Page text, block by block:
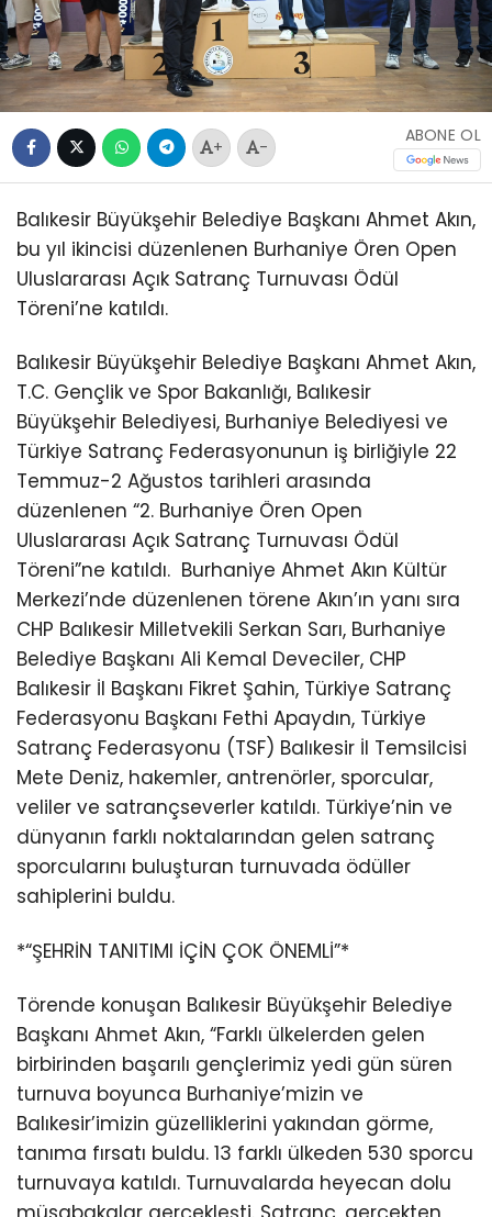
+ -
ABONE OL
Balıkesir Büyükşehir Belediye Başkanı Ahmet Akın,
bu yıl ikincisi düzenlenen Burhaniye Ören Open
Uluslararası Açık Satranç Turnuvası Ödül
Töreni’ne katıldı.
Balıkesir Büyükşehir Belediye Başkanı Ahmet Akın,
T.C. Gençlik ve Spor Bakanlığı, Balıkesir
Büyükşehir Belediyesi, Burhaniye Belediyesi ve
Türkiye Satranç Federasyonunun iş birliğiyle 22
Temmuz-2 Ağustos tarihleri arasında
düzenlenen “2. Burhaniye Ören Open
Uluslararası Açık Satranç Turnuvası Ödül
Töreni”ne katıldı. Burhaniye Ahmet Akın Kültür
Merkezi’nde düzenlenen törene Akın’ın yanı sıra
CHP Balıkesir Milletvekili Serkan Sarı, Burhaniye
Belediye Başkanı Ali Kemal Deveciler, CHP
Balıkesir İl Başkanı Fikret Şahin, Türkiye Satranç
Federasyonu Başkanı Fethi Apaydın, Türkiye
Satranç Federasyonu (TSF) Balıkesir İl Temsilcisi
Mete Deniz, hakemler, antrenörler, sporcular,
veliler ve satrançseverler katıldı. Türkiye’nin ve
dünyanın farklı noktalarından gelen satranç
sporcularını buluşturan turnuvada ödüller
sahiplerini buldu.
*“ŞEHRİN TANITIMI İÇİN ÇOK ÖNEMLİ”*
Törende konuşan Balıkesir Büyükşehir Belediye
Başkanı Ahmet Akın, “Farklı ülkelerden gelen
birbirinden başarılı gençlerimiz yedi gün süren
turnuva boyunca Burhaniye’mizin ve
Balıkesir’imizin güzelliklerini yakından görme,
tanıma fırsatı buldu. 13 farklı ülkeden 530 sporcu
turnuvaya katıldı. Turnuvalarda heyecan dolu